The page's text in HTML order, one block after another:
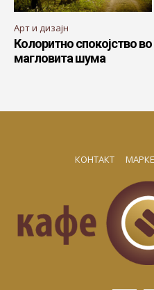
Арт и дизајн
Колоритно спокојство во
магловита шума
КОНТАКТ